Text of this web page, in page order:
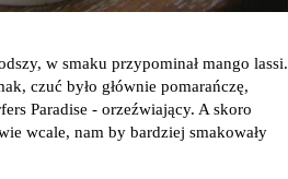
w smaku przypominał mango lassi.
czuć było głównie pomarańczę,
Paradise - orzeźwiający. A skoro
wcale, nam by bardziej smakowały